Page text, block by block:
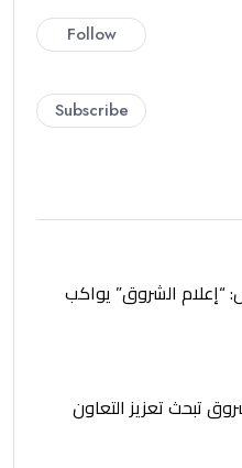
Follow
Subscribe
“إعلام الشروق” يواكب
تبحث تعزيز التعاون